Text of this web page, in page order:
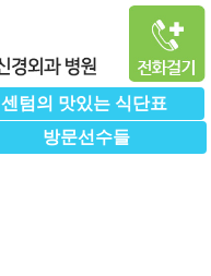
센텀의 맛있는 식단표
방문선수들